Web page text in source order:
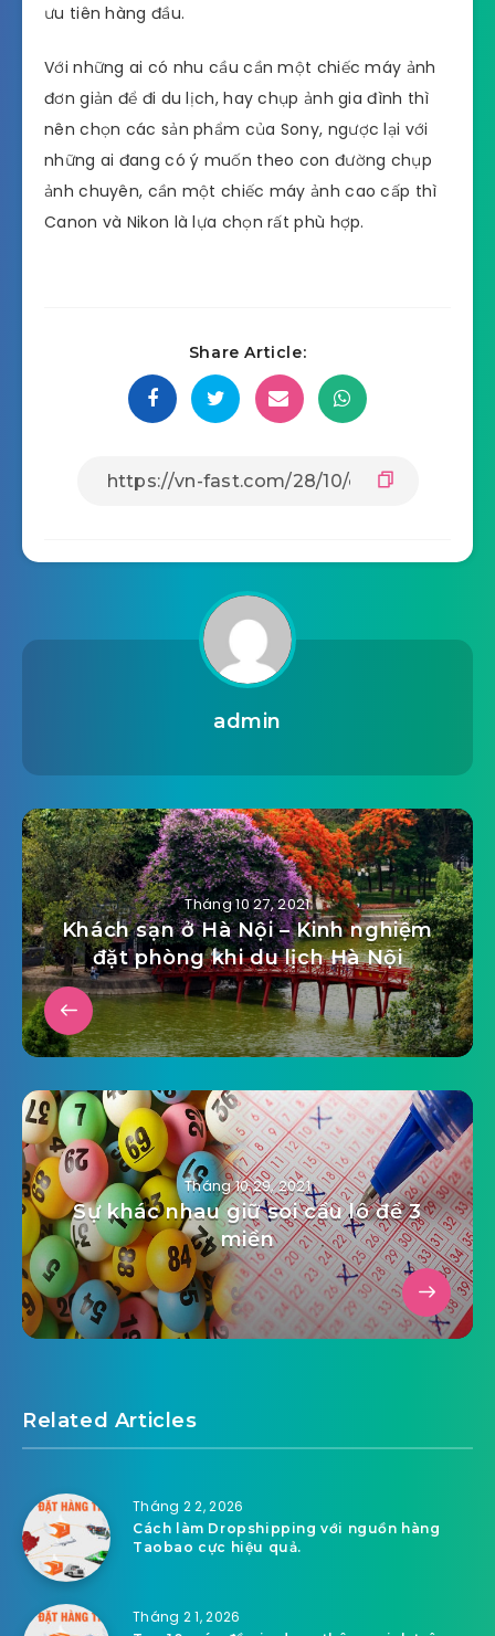
ưu tiên hàng đầu.
Với những ai có nhu cầu cần một chiếc máy ảnh
đơn giản để đi du lịch, hay chụp ảnh gia đình thì
nên chọn các sản phẩm của Sony, ngược lại với
những ai đang có ý muốn theo con đường chụp
ảnh chuyên, cần một chiếc máy ảnh cao cấp thì
Canon và Nikon là lựa chọn rất phù hợp.
Share Article:
admin
Tháng 10 27, 2021
Khách sạn ở Hà Nội – Kinh nghiệm
đặt phòng khi du lịch Hà Nội
Tháng 10 29, 2021
Sự khác nhau giữ soi cầu lô đề 3
miền
Related Articles
Tháng 2 2, 2026
Cách làm Dropshipping với nguồn hàng
Taobao cực hiệu quả.
Tháng 2 1, 2026